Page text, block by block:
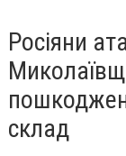
Росіяни
склад